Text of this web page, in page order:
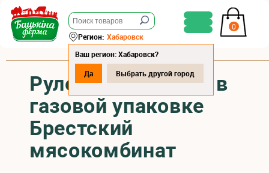
0
Регион: Хабаровск
Ваш регион: Хабаровск?
Да
Выбрать другой город
Рулет "Филейный" в
газовой упаковке
Брестский
мясокомбинат